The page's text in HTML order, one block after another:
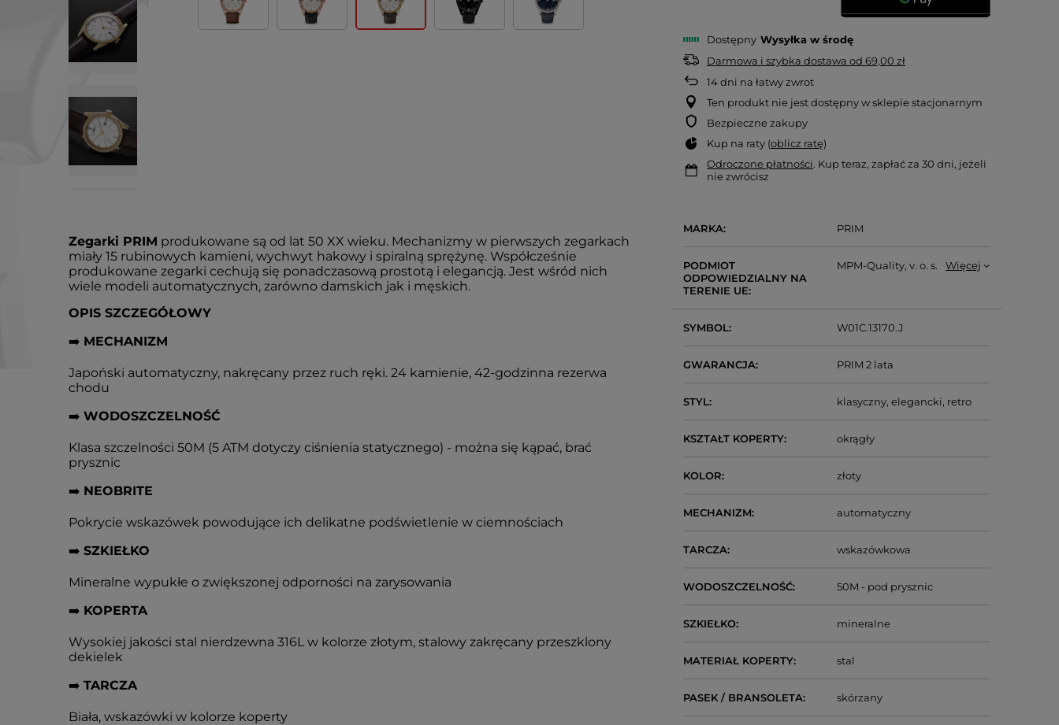
Dostępny Wysyłkaw środę
Darmowa i szybka dostawa od69,00 zł
14dni na łatwy zwrot
Ten produkt nie jest dostępny w sklepie stacjonarnym
Bezpieczne zakupy
Kup na raty (oblicz ratę)
Odroczone płatności. Kup teraz, zapłać za 30 dni, jeżeli
nie zwrócisz
Zegarki PRIM produkowane są od lat 50 XX wieku. Mechanizmy w pierwszych zegarkach
miały 15 rubinowych kamieni, wychwyt hakowy i spiralną sprężynę. Współcześnie
produkowane zegarki cechują się ponadczasową prostotą i elegancją. Jest wśród nich
wiele modeli automatycznych, zarówno damskich jak i męskich.
OPIS SZCZEGÓŁOWY
➡️ MECHANIZM
Japoński automatyczny, nakręcany przez ruch ręki. 24 kamienie, 42-godzinna rezerwa
chodu
➡️ WODOSZCZELNOŚĆ
Klasa szczelności 50M (5 ATM dotyczy ciśnienia statycznego) - można się kąpać, brać
prysznic
➡️ NEOBRITE
Pokrycie wskazówek powodujące ich delikatne podświetlenie w ciemnościach
➡️ SZKIEŁKO
Mineralne wypukłe o zwiększonej odporności na zarysowania
➡️ KOPERTA
Wysokiej jakości stal nierdzewna 316L w kolorze złotym, stalowy zakręcany przeszklony
dekielek
➡️ TARCZA
Biała, wskazówki w kolorze koperty
MARKA PRIM
PODMIOT
ODPOWIEDZIALNY NA
TERENIE UE
MPM-Quality, v. o. s. Więcej
SYMBOL W01C.13170.J
GWARANCJA PRIM 2 lata
STYL klasyczny elegancki retro
KSZTAŁT KOPERTY okrągły
KOLOR złoty
MECHANIZM automatyczny
TARCZA wskazówkowa
WODOSZCZELNOŚĆ 50M - pod prysznic
SZKIEŁKO mineralne
MATERIAŁ KOPERTY stal
PASEK / BRANSOLETA skórzany